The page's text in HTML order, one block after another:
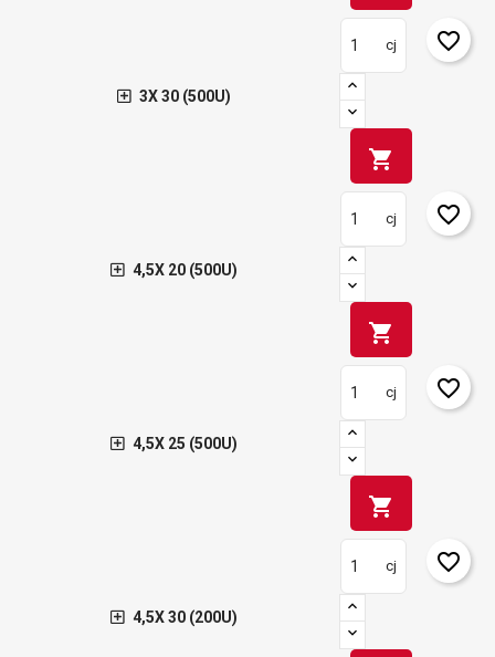
3X 30 (500U)
cj
shopping_cart
favorite_border
4,5X 20 (500U)
cj
shopping_cart
favorite_border
4,5X 25 (500U)
cj
shopping_cart
favorite_border
4,5X 30 (200U)
cj favorite_border